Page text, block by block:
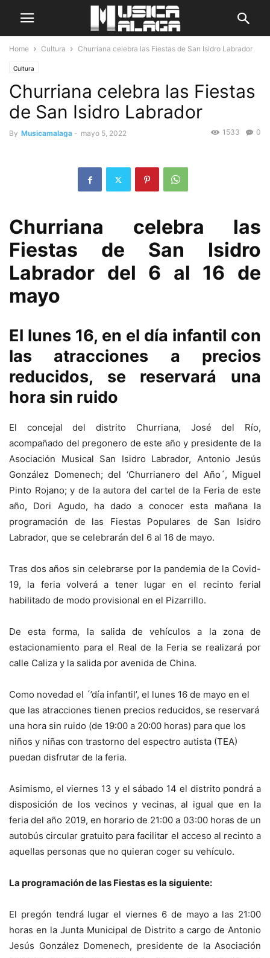
Home Cultura Churriana celebra las Fiestas de San Isidro Labrador
Cultura
Churriana celebra las Fiestas
de San Isidro Labrador
By Musicamalaga - mayo 5, 2022 0
1533
Churriana celebra las
Fiestas de San Isidro
Labrador del 6 al 16 de
mayo
El lunes 16, en el día infantil con
las atracciones a precios
reducidos, se reservará una
hora sin ruido
El concejal del distrito Churriana, José del Río,
acompañado del pregonero de este año y presidente de la
Asociación Musical San Isidro Labrador, Antonio Jesús
González Domenech; del ‘Churrianero del Año´, Miguel
Pinto Rojano; y de la autora del cartel de la Feria de este
año, Dori Agudo, ha dado a conocer esta mañana la
programación de las Fiestas Populares de San Isidro
Labrador, que se celebrarán del 6 al 16 de mayo.
Tras dos años sin celebrarse por la pandemia de la Covid-
19, la feria volverá a tener lugar en el recinto ferial
habilitado de modo provisional en el Pizarrillo.
De esta forma, la salida de vehículos a la zona de
estacionamiento para el Real de la Feria se realizará por
calle Caliza y la salida por avenida de China.
Como novedad el ´’día infantil’, el lunes 16 de mayo en el
que las atracciones tienen precios reducidos, se reservará
una hora sin ruido (de 19:00 a 20:00 horas) para que los
niños y niñas con trastorno del espectro autista (TEA)
puedan disfrutar de la feria.
Asimismo, el viernes 13 y el sábado 14 el distrito pondrá a
disposición de los vecinos y vecinas, al igual que en la
feria del año 2019, en horario de 21:00 a 03:00 horas de un
autobús circular gratuito para facilitar el acceso al recinto a
aquellas personas que no quieran coger su vehículo.
La programación de las Fiestas es la siguiente:
El pregón tendrá lugar el viernes 6 de mayo a las 21:00
horas en la Junta Municipal de Distrito a cargo de Antonio
Jesús González Domenech, presidente de la Asociación